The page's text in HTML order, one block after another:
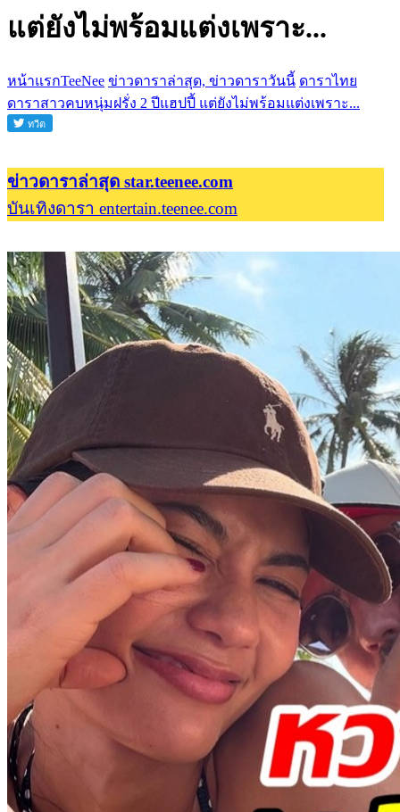
แต่ยังไม่พร้อมแต่งเพราะ...
หน้าแรกTeeNee ข่าวดาราล่าสุด, ข่าวดาราวันนี้ ดาราไทย
ดาราสาวคบหนุ่มฝรั่ง 2 ปีแฮปปี้ แต่ยังไม่พร้อมแต่งเพราะ...
ข่าวดาราล่าสุด star.teenee.com
บันเทิงดารา entertain.teenee.com